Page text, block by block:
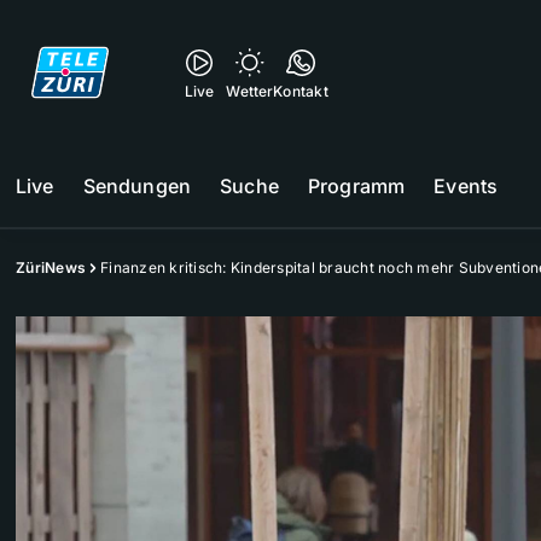
Live WetterKontakt
Live Sendungen Suche Programm Events
ZüriNews Finanzen kritisch: Kinderspital braucht noch mehr